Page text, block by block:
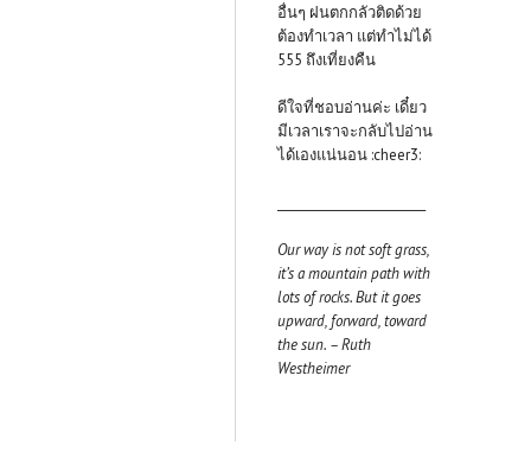
อื่นๆ ฝนตกกลัวติดด้วย
ต้องทำเวลา แต่ทำไม่ได้
555 ถึงเที่ยงคืน
ดีใจที่ชอบอ่านค่ะ เดี๋ยว
มีเวลาเราจะกลับไปอ่าน
ได้เองแน่นอน :cheer3:
Our way is not soft grass,
it’s a mountain path with
lots of rocks. But it goes
upward, forward, toward
the sun. – Ruth
Westheimer